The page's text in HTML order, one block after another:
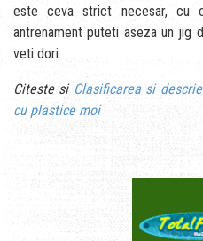
este ceva strict necesar, cu
antrenament puteti aseza un jig
veti dori.
Citeste si Clasificarea si
cu plastice moi